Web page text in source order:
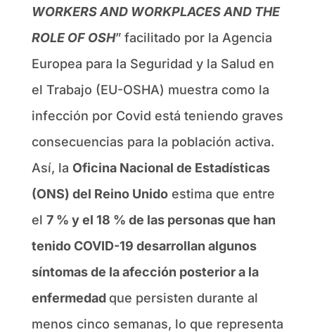
WORKERS AND WORKPLACES AND THE
ROLE OF OSH” facilitado por la Agencia
Europea para la Seguridad y la Salud en
el Trabajo (EU-OSHA) muestra como la
infección por Covid está teniendo graves
consecuencias para la población activa.
Así, la Oficina Nacional de Estadísticas
(ONS) del Reino Unidoestima que entre
el 7 % y el 18 % de las personas que han
tenido COVID-19 desarrollan algunos
síntomas de la afección posterior a la
enfermedad que persisten durante al
menos cinco semanas, lo que representa